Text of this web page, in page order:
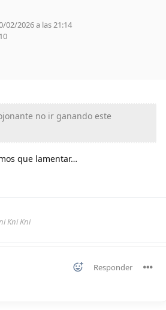
02/2026 a las 21:14
10
no ir ganando este
que lamentar…
Kni Kni
Responder